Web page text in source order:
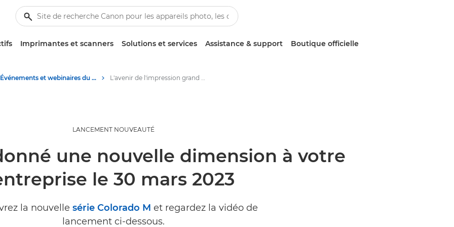
Imprimantes et scanners Solutions et services Assistance & support Boutique officielle
Événements et webinaires du secteur professionnel L'avenir de l'impression grand format : événement de lancement de la nouvelle imprimante Canon pour la communication visuelle
LANCEMENT NOUVEAUTÉ
une nouvelle dimension à votre
le 30 mars 2023
la nouvelle série Colorado M et regardez la vidéo de
lancement ci-dessous.